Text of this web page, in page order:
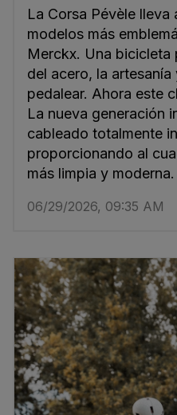
La Corsa Pévèle
modelos más
Merckx. Una bicicleta
del acero, la
pedalear. Ahora este
La nueva generación
cableado totalmente
proporcionando al
más limpia y moderna.
06/29/2026, 09:35 AM